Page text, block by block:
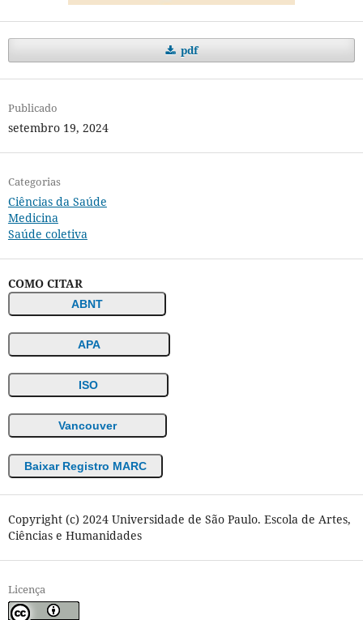
pdf
Publicado
setembro 19, 2024
Categorias
Ciências da Saúde
Medicina
Saúde coletiva
COMO CITAR
ABNT
APA
ISO
Vancouver
Baixar Registro MARC
Copyright (c) 2024 Universidade de São Paulo. Escola de Artes,
Ciências e Humanidades
Licença